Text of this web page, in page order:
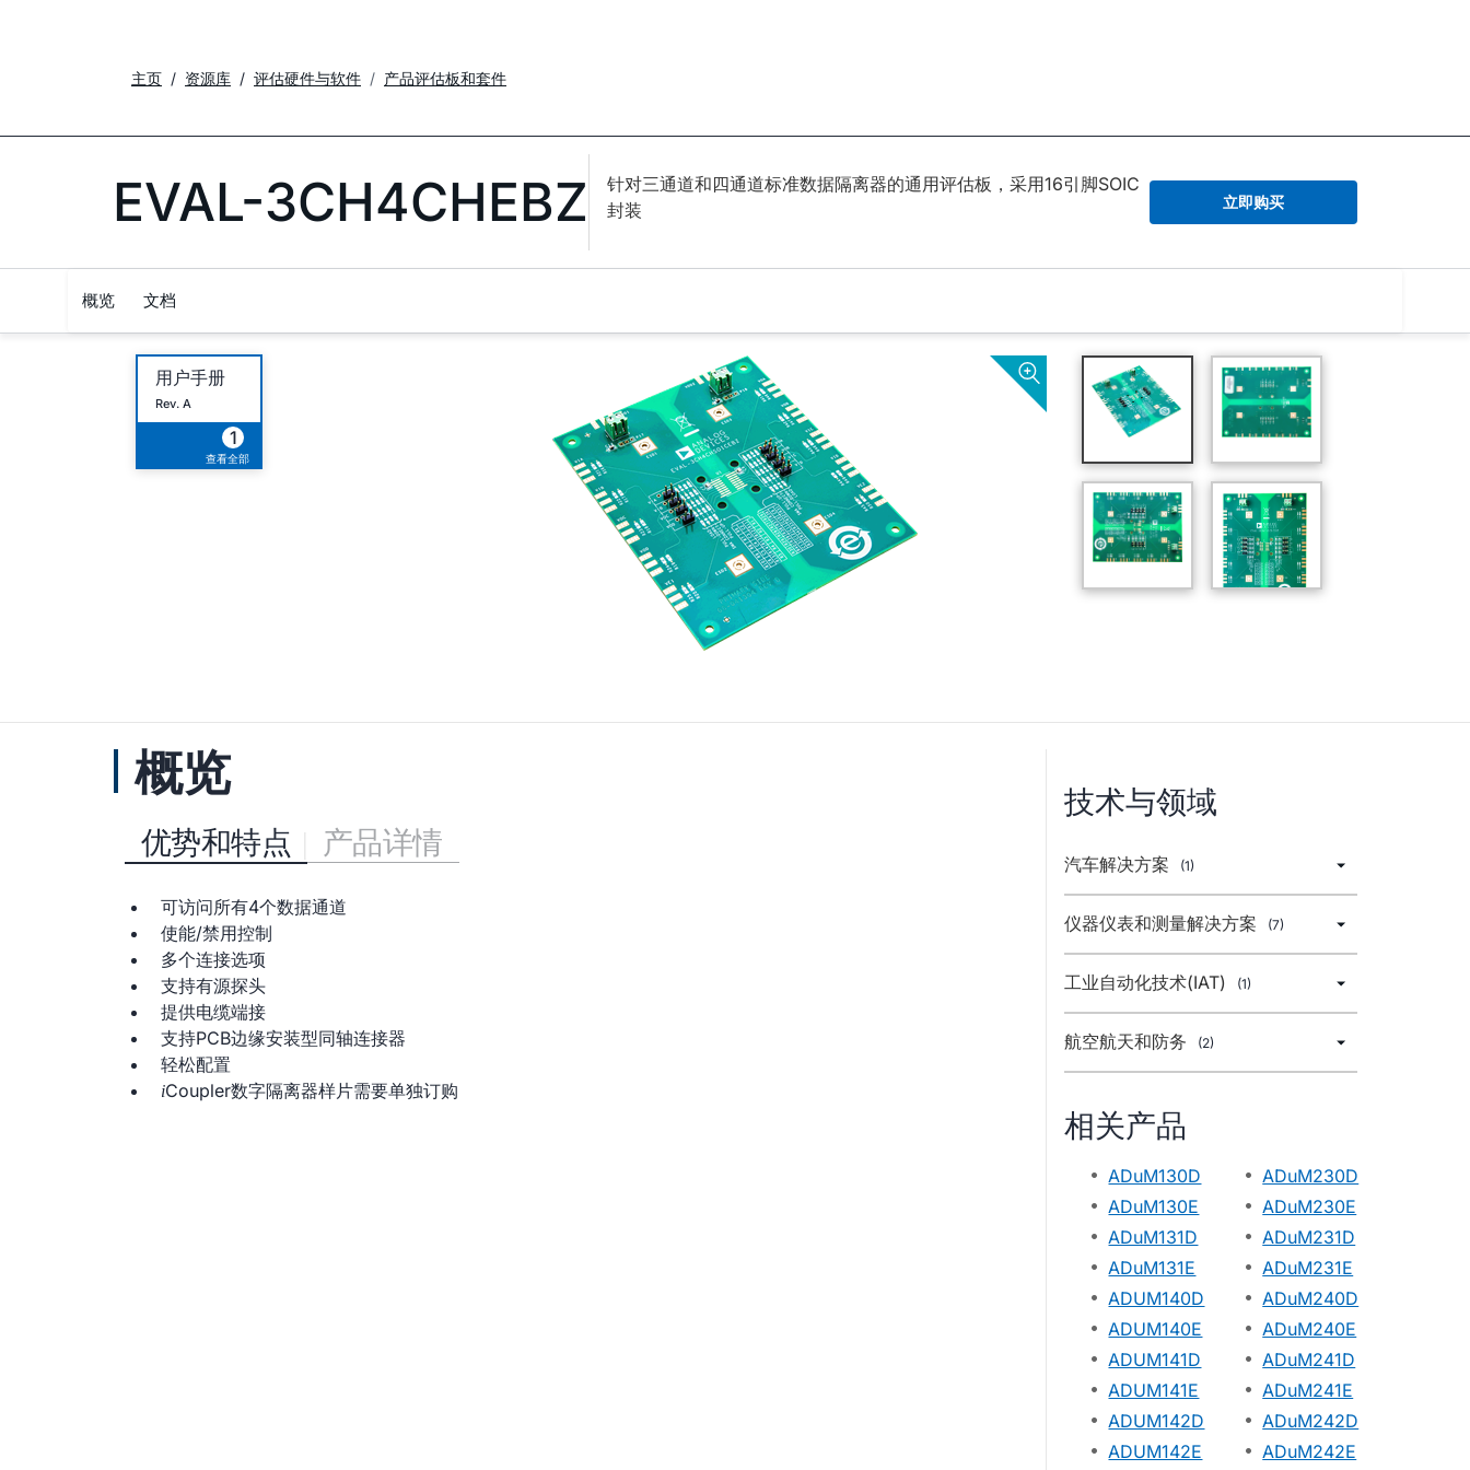
主页 资源库 评估硬件与软件 产品评估板和套件
EVAL-3CH4CHEBZ
针对三通道和四通道标准数据隔离器的通用评估板，采用16引脚SOIC
封装
立即购买
概览 文档
用户手册
Rev. A
1
查看全部
概览
优势和特点 产品详情
可访问所有4个数据通道
使能/禁用控制
多个连接选项
支持有源探头
提供电缆端接
支持PCB边缘安装型同轴连接器
轻松配置
iCoupler数字隔离器样片需要单独订购
技术与领域
汽车解决方案 (1)
仪器仪表和测量解决方案 (7)
工业自动化技术(IAT) (1)
航空航天和防务 (2)
相关产品
ADuM130D
ADuM130E
ADuM131D
ADuM131E
ADUM140D
ADUM140E
ADUM141D
ADUM141E
ADUM142D
ADUM142E
ADuM230D
ADuM230E
ADuM231D
ADuM231E
ADuM240D
ADuM240E
ADuM241D
ADuM241E
ADuM242D
ADuM242E